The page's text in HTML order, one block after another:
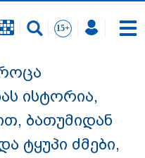
ისტორია,
ბათუმიდან
ტყუპი ძმები,